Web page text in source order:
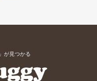
が見つかる